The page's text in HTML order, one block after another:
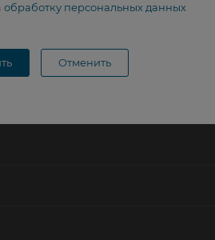
обработку персональных данных
Отменить